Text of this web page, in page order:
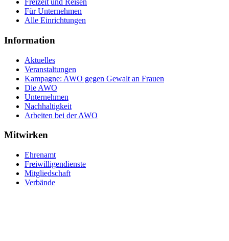
Freizeit und Reisen
Für Unternehmen
Alle Einrichtungen
Information
Aktuelles
Veranstaltungen
Kampagne: AWO gegen Gewalt an Frauen
Die AWO
Unternehmen
Nachhaltigkeit
Arbeiten bei der AWO
Mitwirken
Ehrenamt
Freiwilligendienste
Mitgliedschaft
Verbände